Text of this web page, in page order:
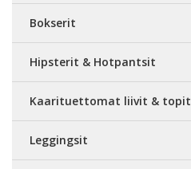
Bokserit
Hipsterit & Hotpantsit
Kaarituettomat liivit & topit
Leggingsit